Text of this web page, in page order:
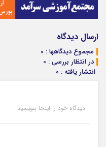
ارسال دیدگاه
مجموع دیدگاهها : 0
در انتظار بررسی : 0
انتشار یافته : 0
دیدگاه خود را اینجا بنویسید